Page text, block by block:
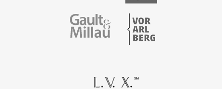
Gault & Millau Vorarlberg